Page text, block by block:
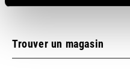
Trouver un magasin